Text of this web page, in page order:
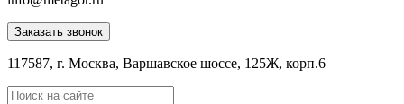
Заказать звонок
117587, г. Москва, Варшавское шоссе, 125Ж, корп.6